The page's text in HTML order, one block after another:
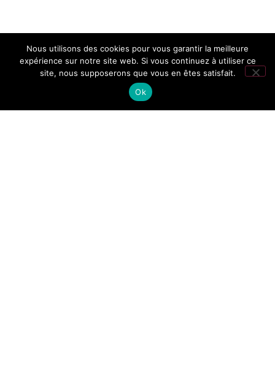
Nous utilisons des cookies pour vous garantir la meilleure
expérience sur notre site web. Si vous continuez à utiliser ce
site, nous supposerons que vous en êtes satisfait.
Ok